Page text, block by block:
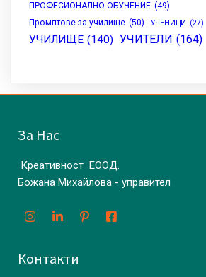
ПРОФЕСИОНАЛНО ОБУЧЕНИЕ (49)
Промптове за училище (50) УЧЕНИЦИ (27)
УЧИЛИЩЕ (140) УЧИТЕЛИ (164)
За Нас
Креативност ЕООД.
Божана Михайлова - управител
Контакти